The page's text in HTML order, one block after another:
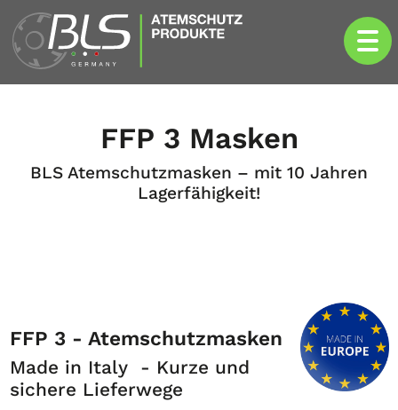
FFP 3 Masken
BLS Atemschutzmasken – mit 10 Jahren
Lagerfähigkeit!
FFP 3 - Atemschutzmasken
Made in Italy - Kurze und
sichere Lieferwege